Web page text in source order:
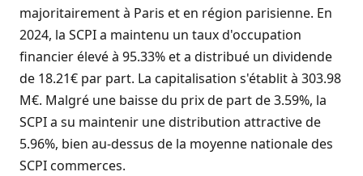
majoritairement à Paris et en région parisienne. En
2024, la SCPI a maintenu un taux d'occupation
financier élevé à 95.33% et a distribué un dividende
de 18.21€ par part. La capitalisation s'établit à 303.98
M€. Malgré une baisse du prix de part de 3.59%, la
SCPI a su maintenir une distribution attractive de
5.96%, bien au-dessus de la moyenne nationale des
SCPI commerces.